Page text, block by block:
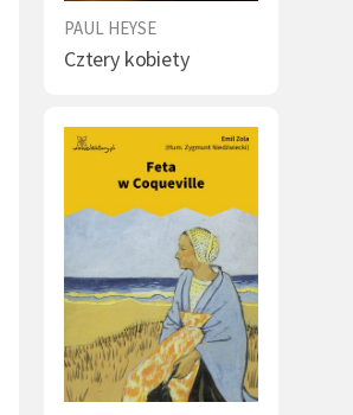
PAUL HEYSE
Cztery kobiety